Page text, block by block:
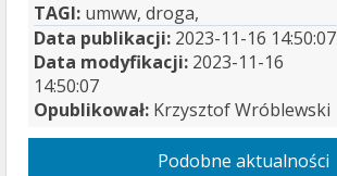
TAGI: umww, droga,
Data publikacji: 2023-11-16 14:50:07
Data modyfikacji: 2023-11-16
14:50:07
Opublikował: Krzysztof Wróblewski
Podobne aktualności